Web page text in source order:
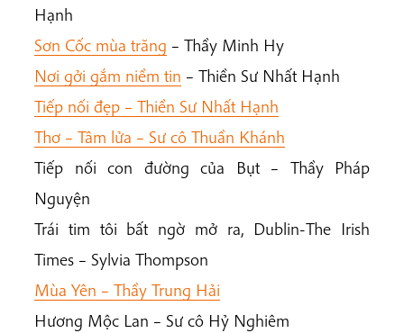
Hạnh
Sơn Cốc mùa trăng – Thầy Minh Hy
Nơi gởi gắm niềm tin – Thiền Sư Nhất Hạnh
Tiếp nối đẹp – Thiền Sư Nhất Hạnh
Thơ – Tâm lửa – Sư cô Thuần Khánh
Tiếp nối con đường của Bụt – Thầy Pháp
Nguyện
Trái tim tôi bất ngờ mở ra, Dublin-The Irish
Times – Sylvia Thompson
Mùa Yên – Thầy Trung Hải
Hương Mộc Lan – Sư cô Hỷ Nghiêm